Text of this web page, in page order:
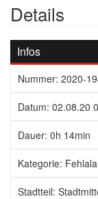
Details
Infos
Nummer: 2020-
Datum: 02.08.20
Dauer: 0h 14min
Kategorie:
Stadtteil: